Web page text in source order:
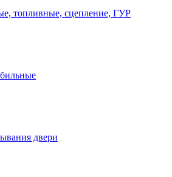
топливные, сцепление, ГУР
двери